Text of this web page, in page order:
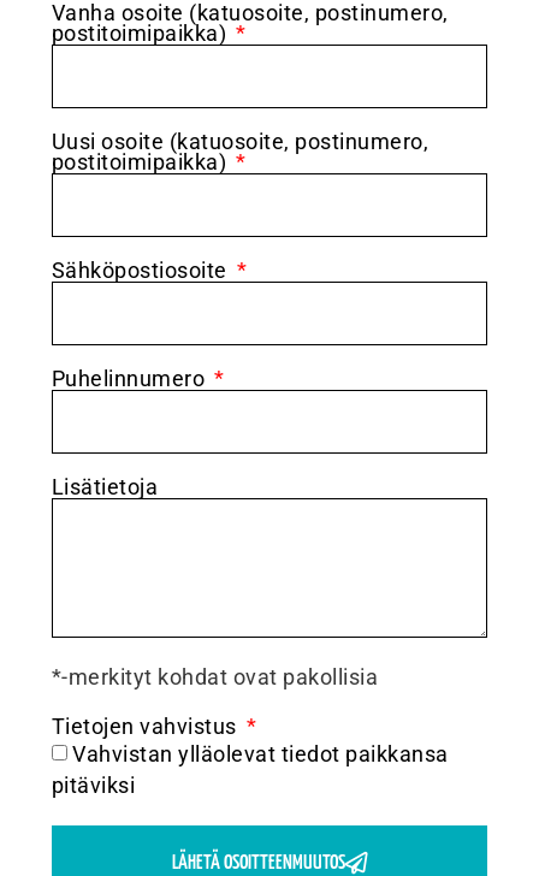
Vanha osoite (katuosoite, postinumero,
postitoimipaikka)
Uusi osoite (katuosoite, postinumero,
postitoimipaikka)
Sähköpostiosoite
Puhelinnumero
Lisätietoja
*-merkityt kohdat ovat pakollisia
Tietojen vahvistus
Vahvistan ylläolevat tiedot paikkansa
pitäviksi
LÄHETÄ OSOITTEENMUUTOS